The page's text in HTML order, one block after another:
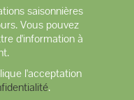
saisonnières
Vous pouvez
d'information à
l'acceptation
.